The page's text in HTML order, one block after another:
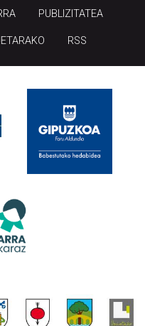
PUBLIZITATEA
RSS